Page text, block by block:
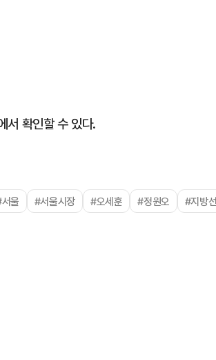
서 확인할 수 있다.
울 #서울시장 #오세훈 #정원오 #지방